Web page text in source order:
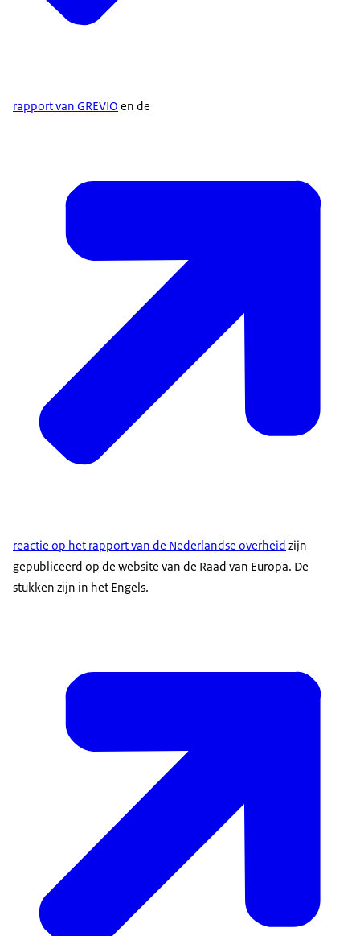
rapport van GREVIO en de
reactie op het rapport van de Nederlandse overheid zijn
gepubliceerd op de website van de Raad van Europa. De
stukken zijn in het Engels.